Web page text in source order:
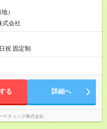
）
式会社
祝 固定制
る 詳細へ
ケティング株式会社